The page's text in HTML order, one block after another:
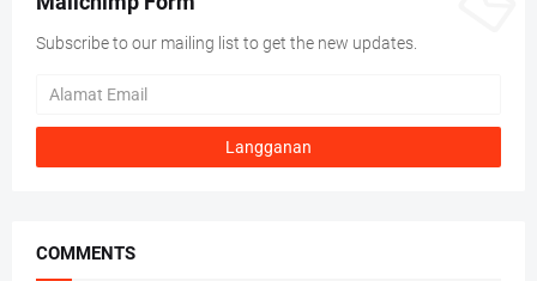
Subscribe to our mailing list to get the new updates.
COMMENTS